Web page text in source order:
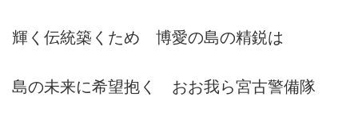
輝く伝統築くため 博愛の島の精鋭は
島の未来に希望抱く おお我ら宮古警備隊